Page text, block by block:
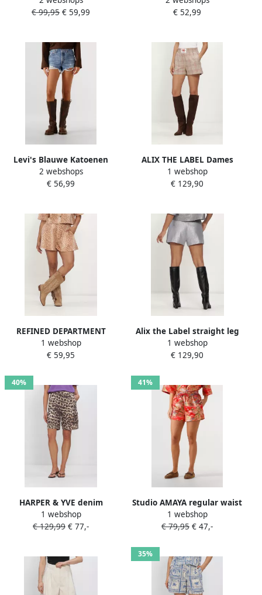
Dames
€ 99,95 € 59,99
knoopsluiting Blue Dames
€ 52,99
Levi's Blauwe Katoenen
Jeans Broek Kort 501 5
Zakken Versleten Effect
2 webshops
€ 56,99
ALIX THE LABEL Dames
Broeken Ladies Woven
Sporty Check Shorts Beige
1 webshop
€ 129,90
REFINED DEPARTMENT
Dames Broeken Ladies
Woven A-line Wide Bambi
1 webshop
€ 59,95
Alix the Label straight leg
regular waist casual short
met glitters grijs
1 webshop
€ 129,90
40%
HARPER & YVE denim
regular waist short met
dierenprint bruin
1 webshop
€ 129,99 € 77,-
41%
Studio AMAYA regular waist
casual short rood
1 webshop
€ 79,95 € 47,-
35%